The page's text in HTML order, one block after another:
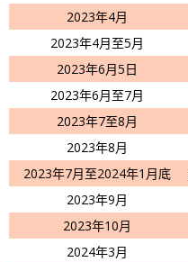
2023年4月
2023年4月至5月
2023年6月5日
2023年6月至7月
2023年7至8月
2023年8月
2023年7月至2024年1月底
2023年9月
2023年10月
2024年3月